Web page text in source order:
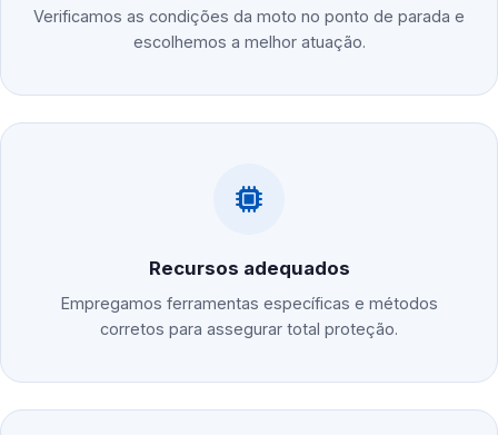
Verificamos as condições da moto no ponto de parada e
escolhemos a melhor atuação.
Recursos adequados
Empregamos ferramentas específicas e métodos
corretos para assegurar total proteção.